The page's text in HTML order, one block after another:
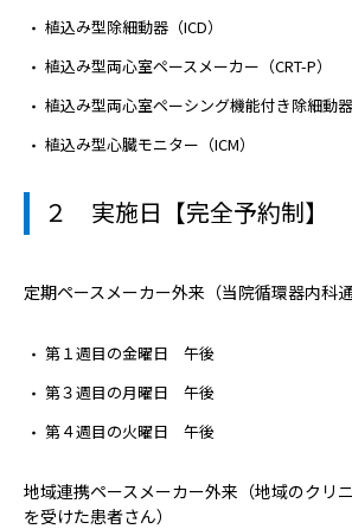
植込み型除細動器（ICD）
植込み型両心室ペースメーカー（CRT-P）
植込み型両心室ペーシング機能付き除細動器
植込み型心臓モニター（ICM）
２ 実施日【完全予約制】
定期ペースメーカー外来（当院循環器内科
第１週目の金曜日 午後
第３週目の月曜日 午後
第４週目の火曜日 午後
地域連携ペースメーカー外来（地域のクリ
を受けた患者さん）